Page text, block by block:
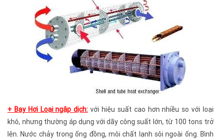
+ Bay Hơi Loại ngập dịch: với hiệu suất cao hơn nhiều so với loại
khô, nhưng thường áp dụng với dãy công suất lớn, từ 100 tons trở
lên. Nước chảy trong ống đồng, môi chất lạnh sôi ngoài ống. Bình